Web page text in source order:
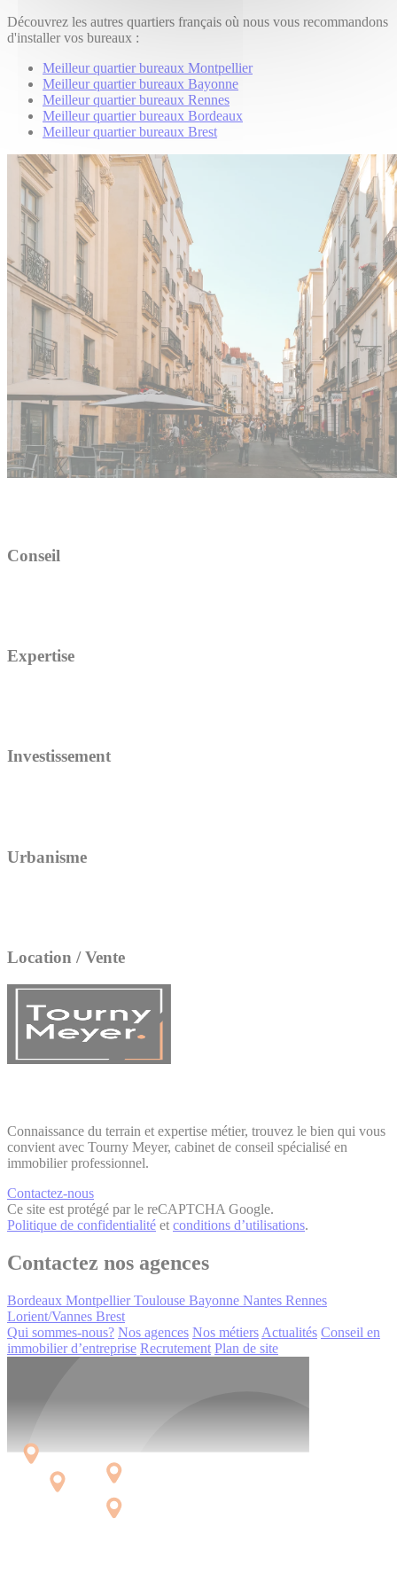
Découvrez les autres quartiers français où nous vous recommandons
d'installer vos bureaux :
Meilleur quartier bureaux Montpellier
Meilleur quartier bureaux Bayonne
Meilleur quartier bureaux Rennes
Meilleur quartier bureaux Bordeaux
Meilleur quartier bureaux Brest
Conseil
Expertise
Investissement
Urbanisme
Location / Vente
Connaissance du terrain et expertise métier, trouvez le bien qui vous
convient avec Tourny Meyer, cabinet de conseil spécialisé en
immobilier professionnel.
Contactez-nous
Ce site est protégé par le reCAPTCHA Google.
Politique de confidentialité et conditions d’utilisations.
Contactez nos agences
Bordeaux Montpellier Toulouse Bayonne Nantes Rennes
Lorient/Vannes Brest
Qui sommes-nous? Nos agences Nos métiers Actualités Conseil en
immobilier d’entreprise Recrutement Plan de site